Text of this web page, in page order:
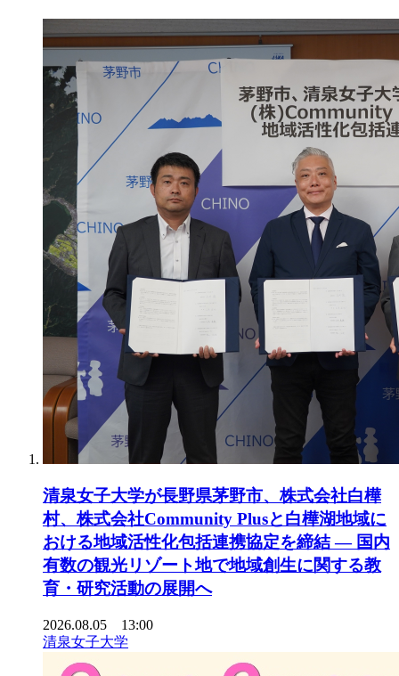
清泉女子大学が長野県茅野市、株式会社白樺
村、株式会社Community Plusと白樺湖地域に
おける地域活性化包括連携協定を締結 ― 国内
有数の観光リゾート地で地域創生に関する教
育・研究活動の展開へ
2026.08.05 13:00
清泉女子大学